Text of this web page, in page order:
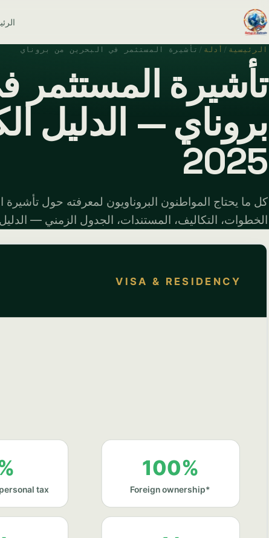
الرئيسية / أدلة / تأشيرة المستثمر في البحرين من بروناي
تأشيرة المستثمر
بروناي — الدليل
2025
كل ما يحتاج المواطنون البروناويون لمعرفته حول
الخطوات، التكاليف، المستندات، الجدول الزمني — الدليل